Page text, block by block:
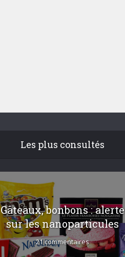
Les plus consultés
Gâteaux, bonbons : alerte
sur les nanoparticules
21 commentaires